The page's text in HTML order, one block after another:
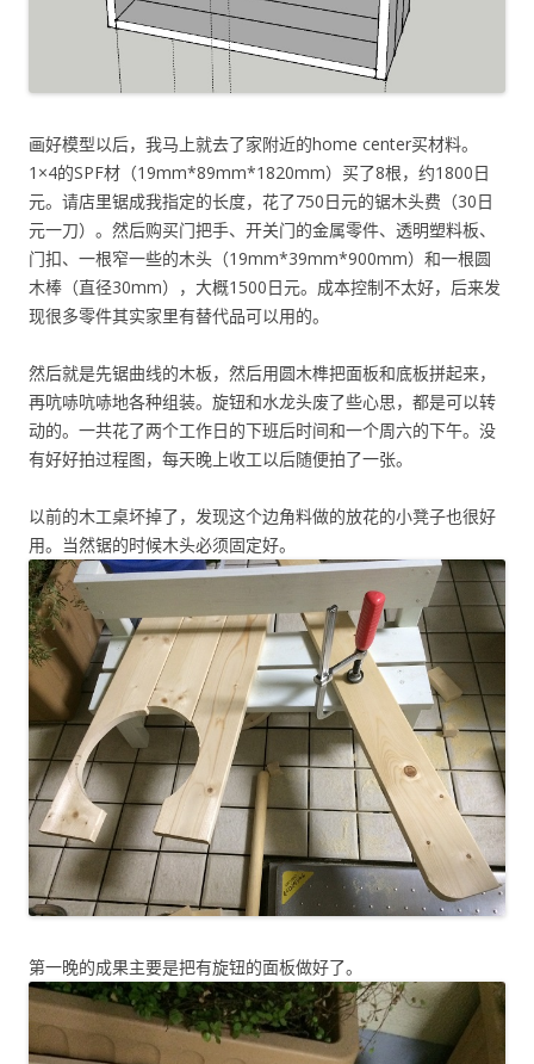
画好模型以后，我马上就去了家附近的home center买材料。
1×4的SPF材（19mm*89mm*1820mm）买了8根，约1800日
元。请店里锯成我指定的长度，花了750日元的锯木头费（30日
元一刀）。然后购买门把手、开关门的金属零件、透明塑料板、
门扣、一根窄一些的木头（19mm*39mm*900mm）和一根圆
木棒（直径30mm），大概1500日元。成本控制不太好，后来发
现很多零件其实家里有替代品可以用的。
然后就是先锯曲线的木板，然后用圆木榫把面板和底板拼起来，
再吭哧吭哧地各种组装。旋钮和水龙头废了些心思，都是可以转
动的。一共花了两个工作日的下班后时间和一个周六的下午。没
有好好拍过程图，每天晚上收工以后随便拍了一张。
以前的木工桌坏掉了，发现这个边角料做的放花的小凳子也很好
用。当然锯的时候木头必须固定好。
第一晚的成果主要是把有旋钮的面板做好了。